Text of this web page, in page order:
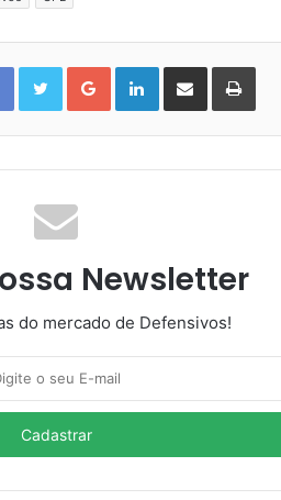
FacebookTwitterGoogle+LinkedIn
Email
Newsletter
do mercado de Defensivos!